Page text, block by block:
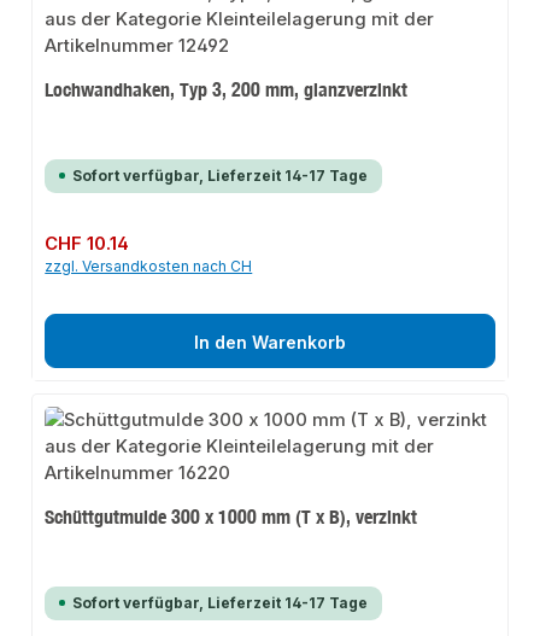
Lochwandhaken, Typ 3, 200 mm, glanzverzinkt
Sofort verfügbar, Lieferzeit 14-17 Tage
Regulärer Preis:
CHF 10.14
zzgl. Versandkosten nach CH
In den Warenkorb
Schüttgutmulde 300 x 1000 mm (T x B), verzinkt
Sofort verfügbar, Lieferzeit 14-17 Tage